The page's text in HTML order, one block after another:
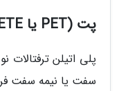
پت (PET یا PETE)
پلی اتیلن
سفت یا نیمه سفت